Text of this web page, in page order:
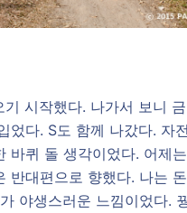
시작했다. 나가서 보니
었다. S도 함께 나갔다. 자
바퀴 돌 생각이었다. 어제
반대편으로 향했다. 나는
야생스러운 느낌이었다.